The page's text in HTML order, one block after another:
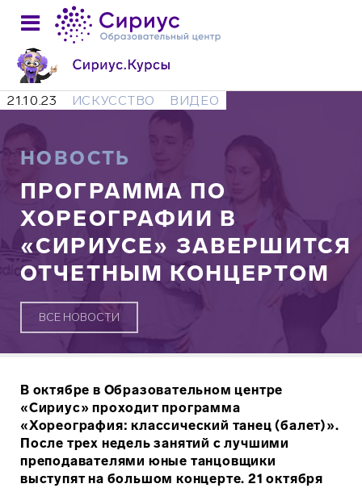
21.10.23 ИСКУССТВО ВИДЕО
НОВОСТЬ
ПРОГРАММА ПО
ХОРЕОГРАФИИ В
«СИРИУСЕ» ЗАВЕРШИТСЯ
ОТЧЕТНЫМ КОНЦЕРТОМ
ВСЕ НОВОСТИ
В октябре в Образовательном центре
«Сириус» проходит программа
«Хореография: классический танец (балет)».
После трех недель занятий с лучшими
преподавателями юные танцовщики
выступят на большом концерте. 21 октября